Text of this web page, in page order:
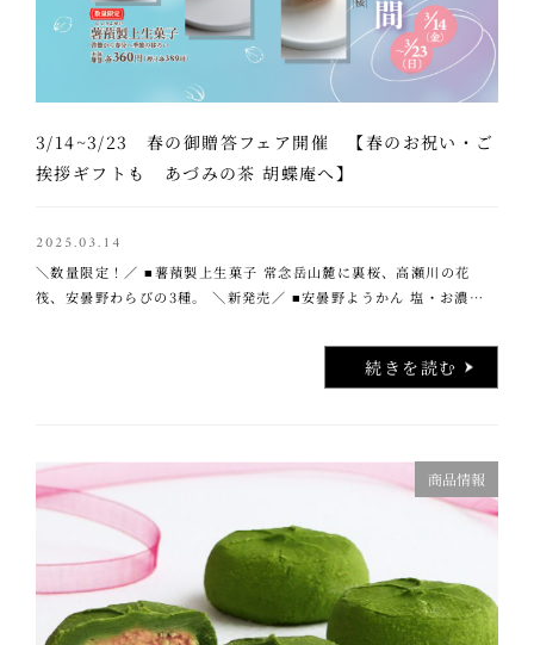
3/14~3/23 春の御贈答フェア開催 【春のお祝い・ご
挨拶ギフトも あづみの茶 胡蝶庵へ】
2025.03.14
＼数量限定！／ ■薯蕷製上生菓子 常念岳山麓に裏桜、高瀬川の花
筏、安曇野わらびの3種。 ＼新発売／ ■安曇野ようかん 塩・お濃
続きを読む
商品情報